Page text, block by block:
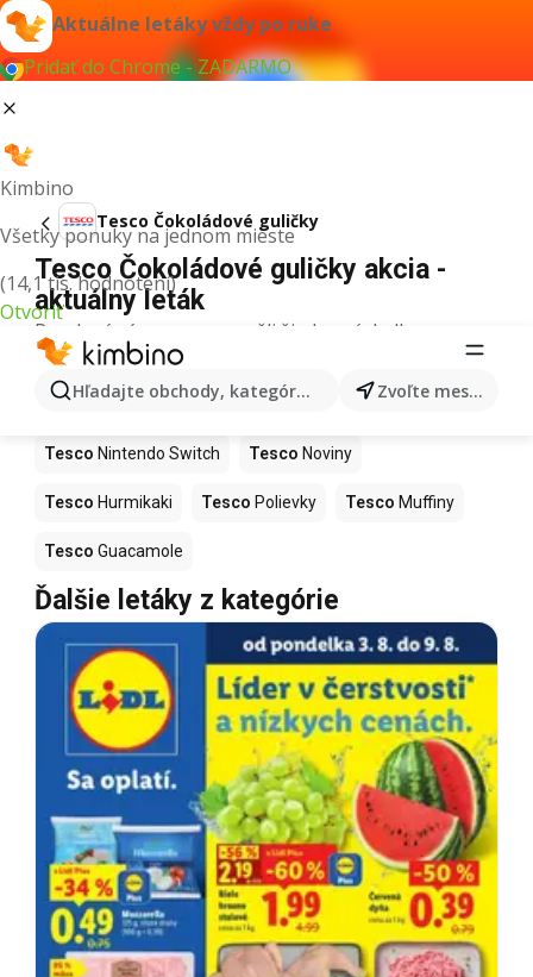
Aktuálne letáky vždy po ruke
Pridať do Chrome - ZADARMO
Kimbino
Všetky ponuky na jednom mieste
(14,1 tis. hodnotení)
Otvoriť
Hľadajte obchody, kategórie, produkty... Zvoľte mesto
Tesco Čokoládové guličky
Tesco Čokoládové guličky akcia -
aktuálny leták
Pre daný výraz sme nenašli žiadne výsledky.
Ďalšie produkty v obchodoch Tesco
Tesco Kapor Tesco Ashwagandha
Tesco Nintendo Switch Tesco Noviny
Tesco Hurmikaki Tesco Polievky Tesco Muffiny
Tesco Guacamole
Ďalšie letáky z kategórie